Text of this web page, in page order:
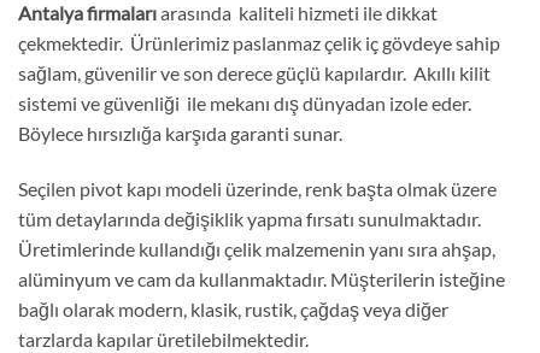
Antalya firmalarıarasında kaliteli hizmeti ile dikkat
çekmektedir. Ürünlerimiz paslanmaz çelik iç gövdeye sahip
sağlam, güvenilir ve son derece güçlü kapılardır. Akıllı kilit
sistemi ve güvenliği ile mekanı dış dünyadan izole eder.
Böylece hırsızlığa karşıda garanti sunar.
Seçilen pivot kapı modeli üzerinde, renk başta olmak üzere
tüm detaylarında değişiklik yapma fırsatı sunulmaktadır.
Üretimlerinde kullandığı çelik malzemenin yanı sıra ahşap,
alüminyum ve cam da kullanmaktadır. Müşterilerin isteğine
bağlı olarak modern, klasik, rustik, çağdaş veya diğer
tarzlarda kapılar üretilebilmektedir.